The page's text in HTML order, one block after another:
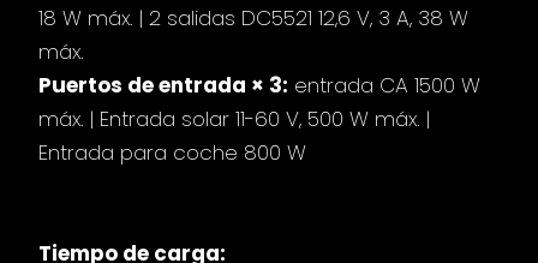
18 W máx. | 2 salidas DC5521 12,6 V, 3 A, 38 W
máx.
Puertos de entrada × 3: entrada CA 1500 W
máx. | Entrada solar 11-60 V, 500 W máx. |
Entrada para coche 800 W
Tiempo de carga: